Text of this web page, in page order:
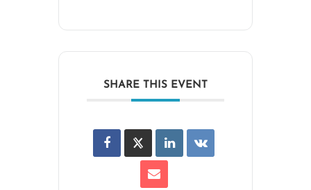
SHARE THIS EVENT